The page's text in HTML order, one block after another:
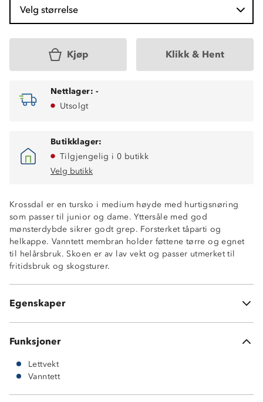
Velg størrelse
Kjøp Klikk & Hent
Nettlager: -
Utsolgt
Butikklager:
Tilgjengelig i 0 butikk
Velg butikk
Krossdal er en tursko i medium høyde med hurtigsnøring
som passer til junior og dame. Yttersåle med god
mønsterdybde sikrer godt grep. Forsterket tåparti og
helkappe. Vanntett membran holder føttene tørre og egnet
til helårsbruk. Skoen er av lav vekt og passer utmerket til
fritidsbruk og skogsturer.
Egenskaper
Vanntett membran
Forsterket tå og hæl
Hurtigsnøring
Materialer: tekstiler
Lettvekt
Funksjoner
Lettvekt
Vanntett